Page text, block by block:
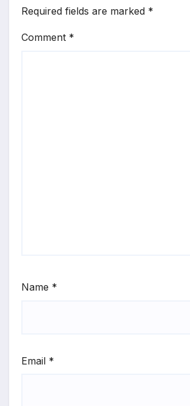
Required fields are marked *
Comment *
Name *
Email *